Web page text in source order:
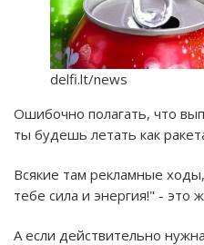
delfi.lt/news
Ошибочно полагать, что
ты будешь летать как
Всякие там рекламные
тебе сила и энергия!" - это
А если действительно